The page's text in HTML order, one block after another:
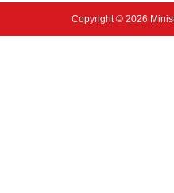
Copyright © 2026